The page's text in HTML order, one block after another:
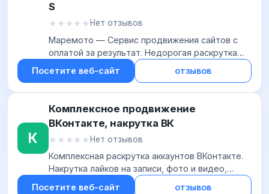
S
★★★★★
★★★★★ Нет отзывов
Маремото — Сервис продвижения сайтов с
оплатой за результат. Недорогая раскрутка
сайта в поисковых системах Яндекс и Google.
Оптимизация сайта для поисковых систем
Посетите веб-сайт отзывов
К
Комплексное продвижение
ВКонтакте, накрутка ВК
★★★★★
★★★★★ Нет отзывов
Комплексная раскрутка аккаунтов ВКонтакте.
Накрутка лайков на записи, фото и видео,
подписчики в группы и публичные страницы,
Посетите веб-сайт отзывов